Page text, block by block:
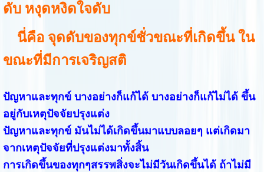
ดับ หงุดหงิดใจดับ
นี่คือ จุดดับของทุกข์ชั่วขณะที่เกิดขึ้น ใน
ขณะที่มีการเจริญสติ
ปัญหาและทุกข์ บางอย่างก็แก้ได้ บางอย่างก็แก้ไม่ได้ ขึ้น
อยู่กับเหตุปัจจัยปรุงแต่ง
ปัญหาและทุกข์ มันไม่ได้เกิดขึ้นมาแบบลอยๆ แต่เกิดมา
จากเหตุปัจจัยที่ปรุงแต่งมาทั้งสิ้น
การเกิดขึ้นของทุกๆสรรพสิ่งจะไม่มีวันเกิดขึ้นได้ ถ้าไม่มี